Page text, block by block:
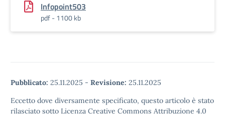
Infopoint503
pdf - 1100 kb
Pubblicato: 25.11.2025 - Revisione: 25.11.2025
Eccetto dove diversamente specificato, questo articolo è stato
rilasciato sotto Licenza Creative Commons Attribuzione 4.0